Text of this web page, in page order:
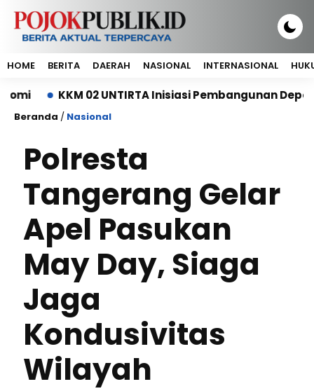
HOME BERITA DAERAH NASIONAL INTERNASIONAL
KKM 02 UNTIRTA Inisiasi Pembangunan Depo
Beranda / Nasional
Polresta
Tangerang Gelar
Apel Pasukan
May Day, Siaga
Jaga
Kondusivitas
Wilayah